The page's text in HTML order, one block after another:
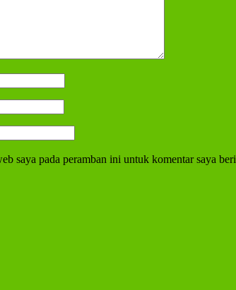
saya pada peramban ini untuk komentar saya